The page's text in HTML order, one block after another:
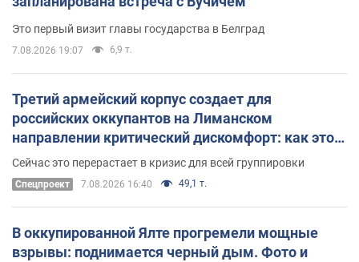
Это первый визит главы государства в Белград
7.08.2026 19:07 6,9 т.
Третий армейский корпус создает для
российских оккупантов на Лиманском
направлении критический дискомфорт: как это
удалось
Сейчас это перерастает в кризис для всей группировки
Спецпроект 7.08.2026 16:40 49,1 т.
В оккупированной Ялте прогремели мощные
взрывы: поднимается черный дым. Фото и